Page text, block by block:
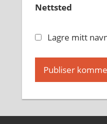
Nettsted
Lagre mitt